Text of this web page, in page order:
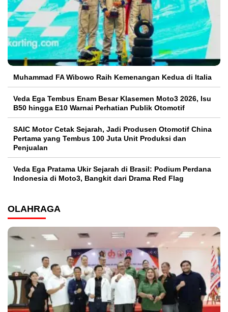
Muhammad FA Wibowo Raih Kemenangan Kedua di Italia
Veda Ega Tembus Enam Besar Klasemen Moto3 2026, Isu
B50 hingga E10 Warnai Perhatian Publik Otomotif
SAIC Motor Cetak Sejarah, Jadi Produsen Otomotif China
Pertama yang Tembus 100 Juta Unit Produksi dan
Penjualan
Veda Ega Pratama Ukir Sejarah di Brasil: Podium Perdana
Indonesia di Moto3, Bangkit dari Drama Red Flag
OLAHRAGA